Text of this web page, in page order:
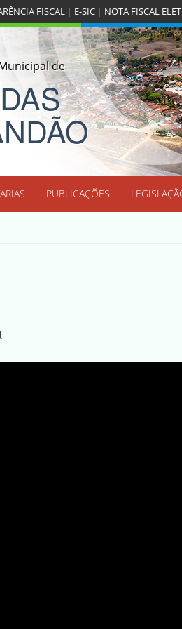
FISCAL | E-SIC | NOTA FISCAL
de
PUBLICAÇÕES